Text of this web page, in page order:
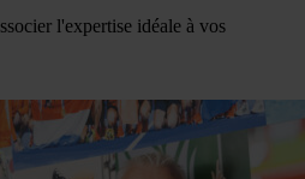
l'expertise idéale à vos